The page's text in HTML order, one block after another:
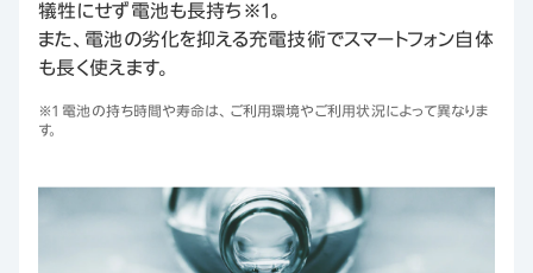
犠牲にせず電池も長持ち※1。
また、電池の劣化を抑える充電技術でスマートフォン自体
も長く使えます。
※1 電池の持ち時間や寿命は、ご利用環境やご利用状況によって異なりま
す。